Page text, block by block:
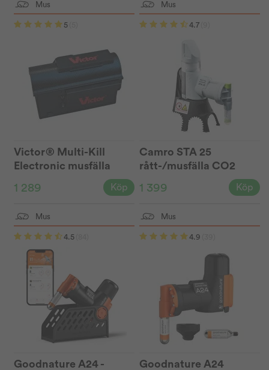
Mus
5
Victor® Multi-Kill
Electronic musfälla
1 289 Köp
Mus
4.7
Camro STA 25
rått-/musfälla CO2
1 399 Köp
Mus
4.5
Goodnature A24 -
Mus
4.9
Goodnature A24